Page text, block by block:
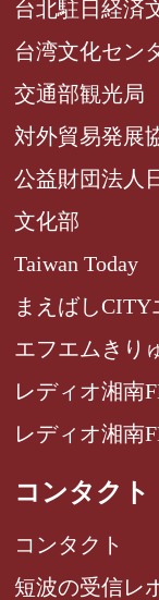
台北駐日経済
台湾文化セン
交通部観光局
対外貿易発展
公益財団法人
文化部
Taiwan Today
まえばしCITY
エフエムきり
レディオ湘南
レディオ湘南
コンタクト
コンタクト
短波の受信レ